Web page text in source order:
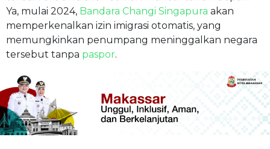
Ya, mulai 2024, Bandara Changi Singapura akan
memperkenalkan izin imigrasi otomatis, yang
memungkinkan penumpang meninggalkan negara
tersebut tanpa paspor.